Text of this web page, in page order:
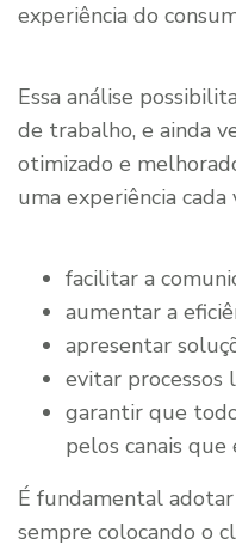
experiência do
Essa análise
de trabalho, e ainda
otimizado e
uma experiência
facilitar a
aumentar a
apresentar
evitar processos
garantir que
pelos canais que
É fundamental
sempre colocando o